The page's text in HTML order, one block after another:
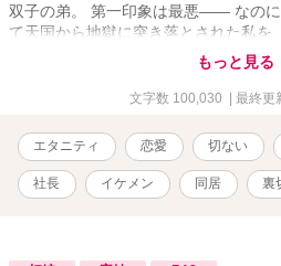
双子の弟。 第一印象は最悪―― なの
て天国から地獄に突き落とされた私を
でくれる。 愛情、裏切り、偽装恋愛
なに穏やかだったはずの日常が、突然
に目まぐるしく動き出す――
もっと見る
文字数 100,030 | 最終更
エタニティ 恋愛 切ない
社長 イケメン 同居 裏